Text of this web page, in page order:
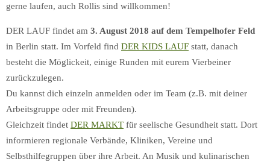
gerne laufen, auch Rollis sind willkommen!
DER LAUF findet am 3. August 2018 auf dem Tempelhofer Feld
in Berlin statt. Im Vorfeld find DER KIDS LAUF statt, danach
besteht die Möglickeit, einige Runden mit eurem Vierbeiner
zurückzulegen.
Du kannst dich einzeln anmelden oder im Team (z.B. mit deiner
Arbeitsgruppe oder mit Freunden).
Gleichzeit findet DER MARKT für seelische Gesundheit statt. Dort
informieren regionale Verbände, Kliniken, Vereine und
Selbsthilfegruppen über ihre Arbeit. An Musik und kulinarischen